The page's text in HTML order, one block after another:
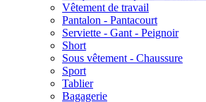
Vêtement de travail
Pantalon - Pantacourt
Serviette - Gant - Peignoir
Short
Sous vêtement - Chaussure
Sport
Tablier
Bagagerie